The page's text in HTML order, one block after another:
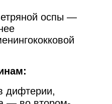
оспы —
дифтерии,